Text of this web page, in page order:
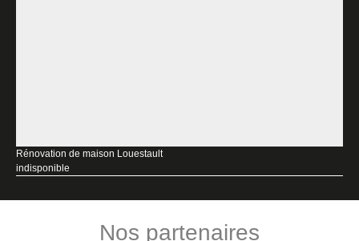
Rénovation de maison Louestault
indisponible
Nos partenaires